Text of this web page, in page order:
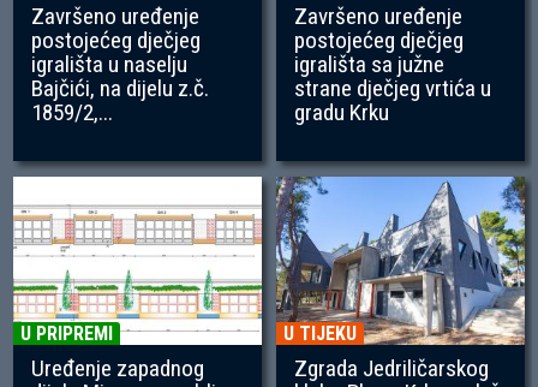
Završeno uređenje
postojećeg dječjeg
igrališta u naselju
Bajčići, na dijelu z.č.
1859/2,...
Završeno uređenje
postojećeg dječjeg
igrališta sa južne
strane dječjeg vrtića u
gradu Krku
U PRIPREMI
Uređenje zapadnog
U TIJEKU
Zgrada Jedriličarskog